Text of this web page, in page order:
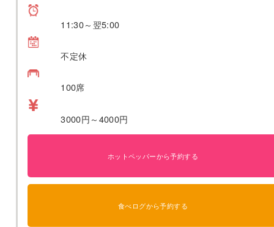
11:30～翌5:00
不定休
100席
3000円～4000円
ホットペッパーから予約する
食べログから予約する